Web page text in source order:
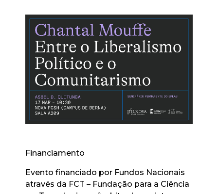
Financiamento
Evento financiado por Fundos Nacionais
através da FCT – Fundação para a Ciência